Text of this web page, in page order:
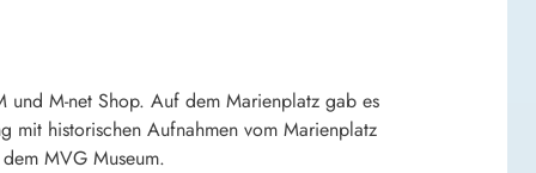
und M-net Shop. Auf dem Marienplatz gab es
mit historischen Aufnahmen vom Marienplatz
MVG Museum.